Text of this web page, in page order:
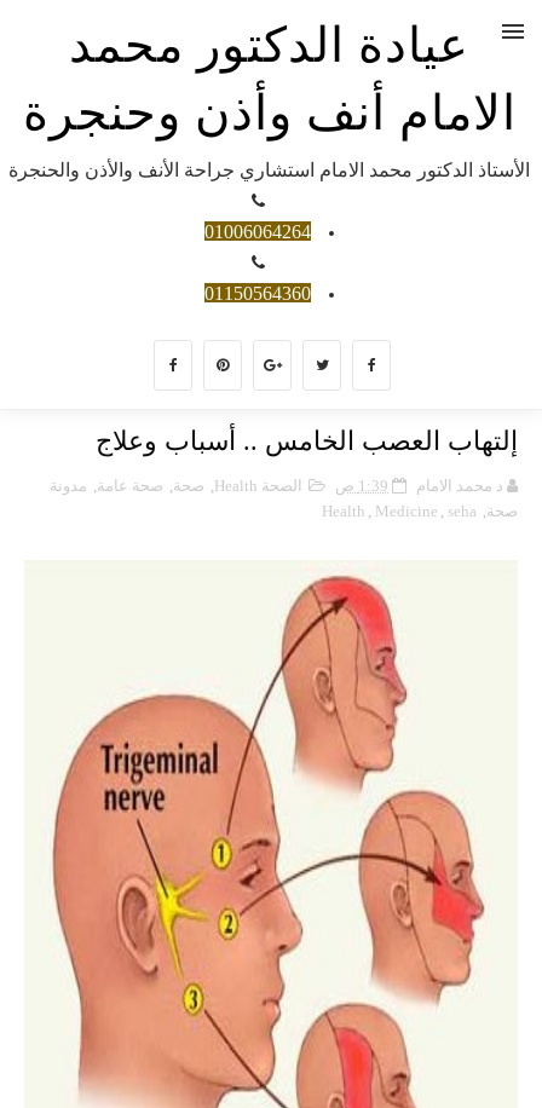
عيادة الدكتور محمد
الامام أنف وأذن وحنجرة
الأستاذ الدكتور محمد الامام استشاري جراحة الأنف والأذن والحنجرة
01006064264
01150564360
إلتهاب العصب الخامس .. أسباب وعلاج
د محمد الامام 1:39 ص الصحة Health , صحة, صحة عامة, مدونة
صحة,
Health ,Medicine ,seha